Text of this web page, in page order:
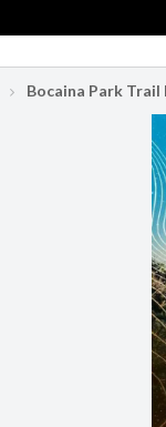
Bocaina Park Trail